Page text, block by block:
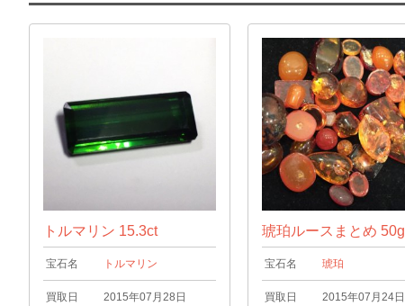
トルマリン 15.3ct
宝石名 トルマリン
買取日 2015年07月28日
琥珀ルースまとめ 50g
宝石名 琥珀
買取日 2015年07月24日